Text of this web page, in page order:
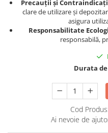
Igienă orală
Șampoane și balsamuri
Igienă orală
Șampoane și balsamuri
Precauții și
clare de utilizare și
asigura
Responsabilitate
responsabilă,
Durata
Cod
Ai nevoie de